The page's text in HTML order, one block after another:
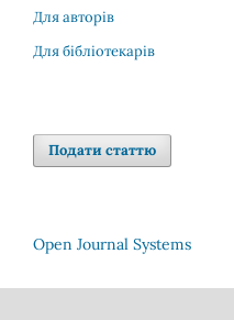
Для авторів
Для бібліотекарів
Подати статтю
Open Journal Systems